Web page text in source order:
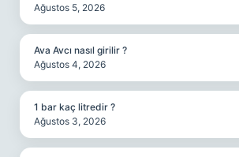
Ağustos 5, 2026
Ava Avcı nasıl girilir ?
Ağustos 4, 2026
1 bar kaç litredir ?
Ağustos 3, 2026